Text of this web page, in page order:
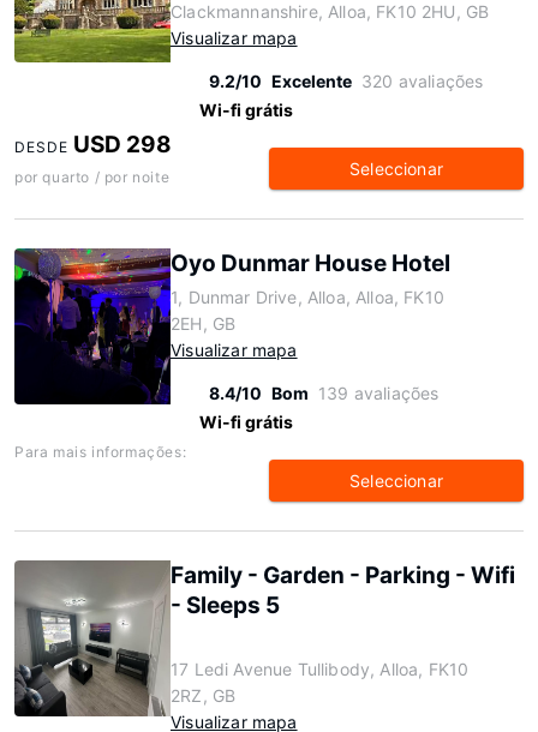
Clackmannanshire, Alloa, FK10 2HU, GB
Visualizar mapa
9.2/10 Excelente 320 avaliações
Wi-fi grátis
DESDE USD 298
por quarto / por noite Seleccionar
Oyo Dunmar House Hotel
1, Dunmar Drive, Alloa, Alloa, FK10
2EH, GB
Visualizar mapa
8.4/10 Bom 139 avaliações
Wi-fi grátis
Para mais informações:
Seleccionar
Family - Garden - Parking - Wifi
- Sleeps 5
17 Ledi Avenue Tullibody, Alloa, FK10
2RZ, GB
Visualizar mapa